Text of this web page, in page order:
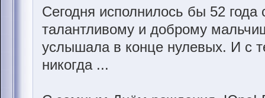
Сегодня исполнилось бы 52
талантливому и доброму
услышала в конце нулевых. И с
никогда ...